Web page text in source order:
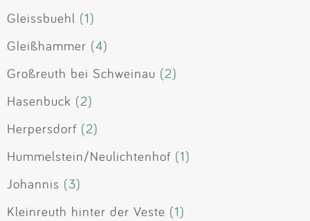
Gleissbuehl (1)
Gleißhammer (4)
Großreuth bei Schweinau (2)
Hasenbuck (2)
Herpersdorf (2)
Hummelstein/Neulichtenhof (1)
Johannis (3)
Kleinreuth hinter der Veste (1)